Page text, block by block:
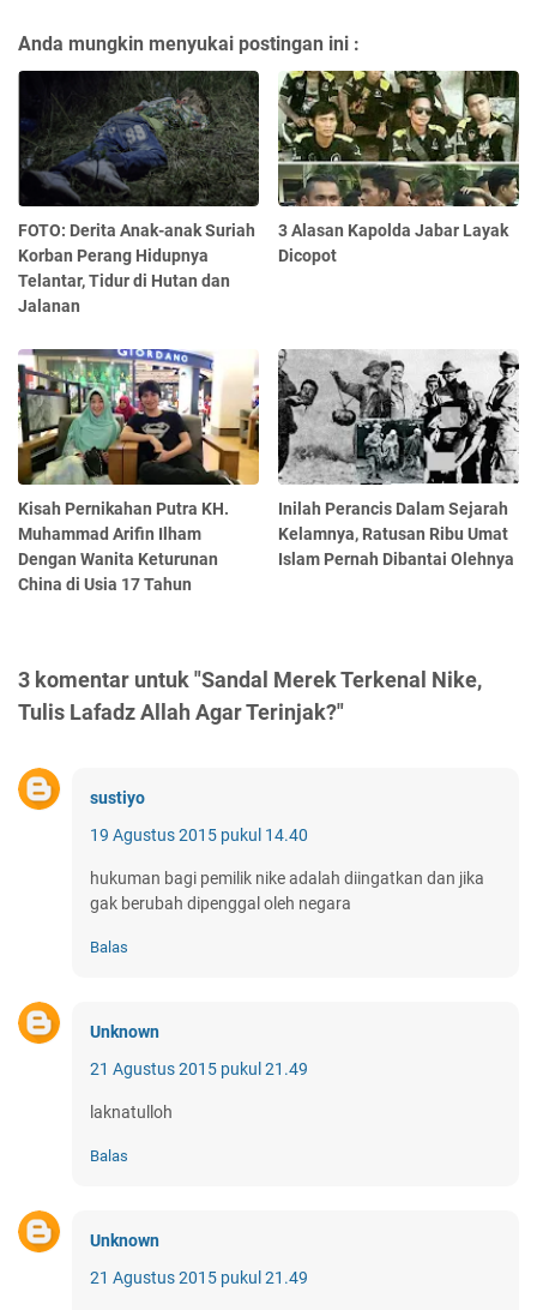
Anda mungkin menyukai postingan ini :
FOTO: Derita Anak-anak Suriah
Korban Perang Hidupnya
Telantar, Tidur di Hutan dan
Jalanan
3 Alasan Kapolda Jabar Layak
Dicopot
Kisah Pernikahan Putra KH.
Muhammad Arifin Ilham
Dengan Wanita Keturunan
China di Usia 17 Tahun
Inilah Perancis Dalam Sejarah
Kelamnya, Ratusan Ribu Umat
Islam Pernah Dibantai Olehnya
3 komentar untuk "Sandal Merek Terkenal Nike,
Tulis Lafadz Allah Agar Terinjak?"
sustiyo
19 Agustus 2015 pukul 14.40
hukuman bagi pemilik nike adalah diingatkan dan jika
gak berubah dipenggal oleh negara
Balas
Unknown
21 Agustus 2015 pukul 21.49
laknatulloh
Balas
Unknown
21 Agustus 2015 pukul 21.49